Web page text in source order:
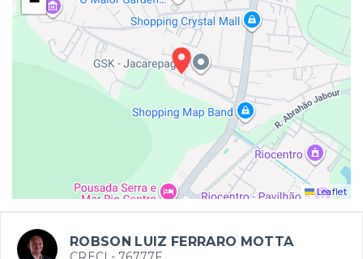
Leaflet
ROBSON LUIZ FERRARO MOTTA